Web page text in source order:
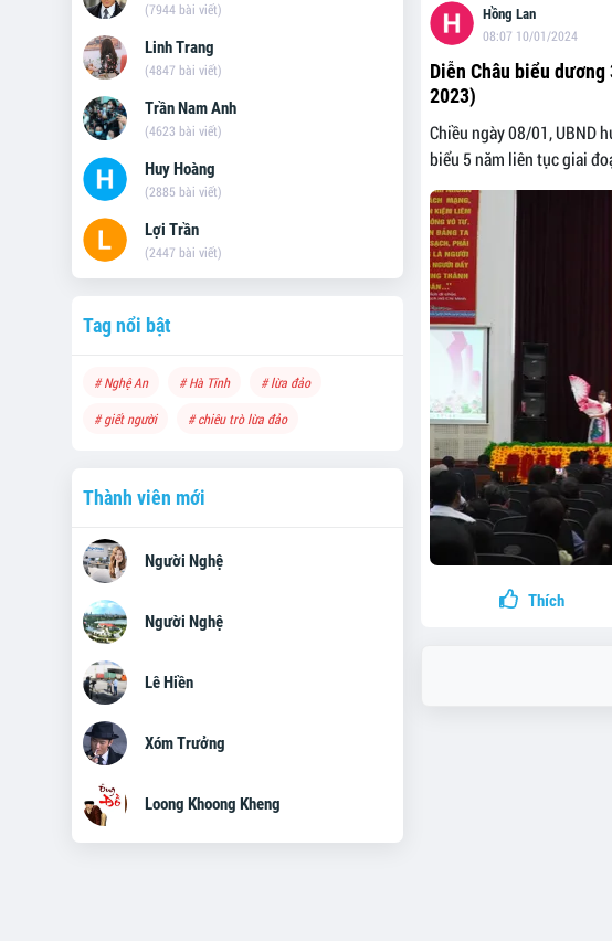
Hồng Lan
08:07 10/01/2024
Diễn Châu biểu
2023)
Chiều ngày 08/01, UBND
biểu 5 năm liên tục giai
Thích
(7944 bài viết)
Linh Trang
(4847 bài viết)
Trần Nam Anh
(4623 bài viết)
Huy Hoàng
(2885 bài viết)
Lợi Trần
(2447 bài viết)
Tag nổi bật
# Nghệ An # Hà Tĩnh # lừa đảo
# giết người # chiêu trò lừa đảo
Thành viên mới
Người Nghệ
Người Nghệ
Lê Hiền
Xóm Trưởng
Loong Khoong Kheng